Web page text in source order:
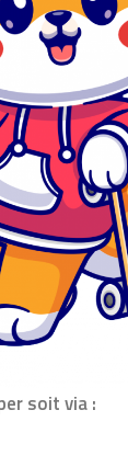
soit via :